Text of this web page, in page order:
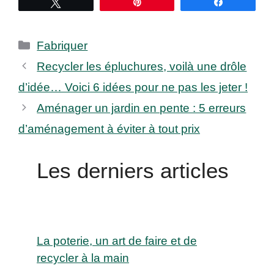
Catégories
Fabriquer
Recycler les épluchures, voilà une drôle
d’idée… Voici 6 idées pour ne pas les jeter !
Aménager un jardin en pente : 5 erreurs
d’aménagement à éviter à tout prix
Les derniers articles
La poterie, un art de faire et de
recycler à la main